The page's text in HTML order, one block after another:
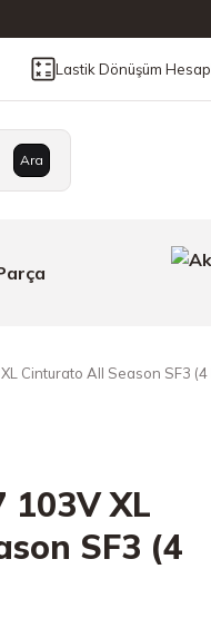
Lastik Dönüşüm
Ara
Cinturato All Season SF3
103V XL
SF3 (4